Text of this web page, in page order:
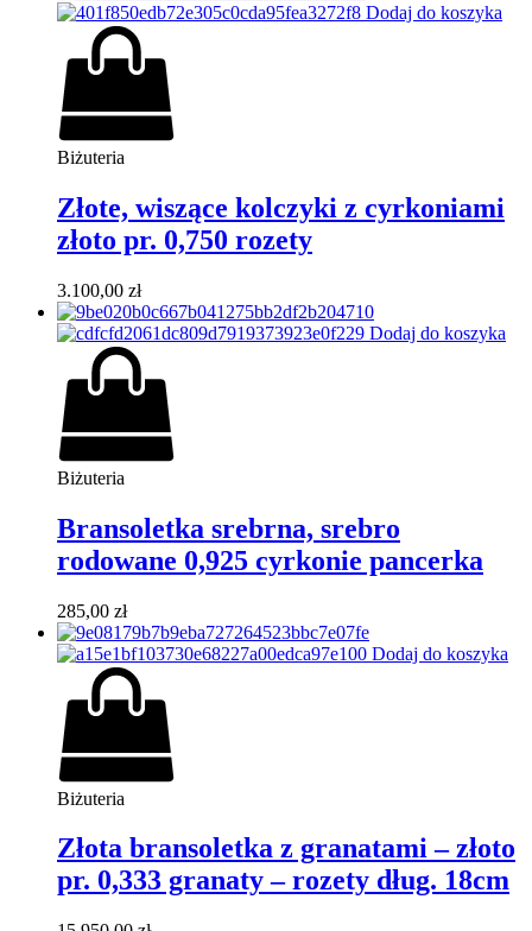
Dodaj do koszyka
Biżuteria
Złote, wiszące kolczyki z cyrkoniami
złoto pr. 0,750 rozety
3.100,00 zł
Dodaj do koszyka
Biżuteria
Bransoletka srebrna, srebro
rodowane 0,925 cyrkonie pancerka
285,00 zł
Dodaj do koszyka
Biżuteria
Złota bransoletka z granatami – złoto
pr. 0,333 granaty – rozety dług. 18cm